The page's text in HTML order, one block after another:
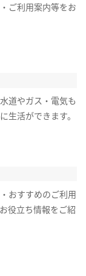
ご利用案内等をお
道やガス・電気も
生活ができます。
おすすめのご利用
役立ち情報をご紹